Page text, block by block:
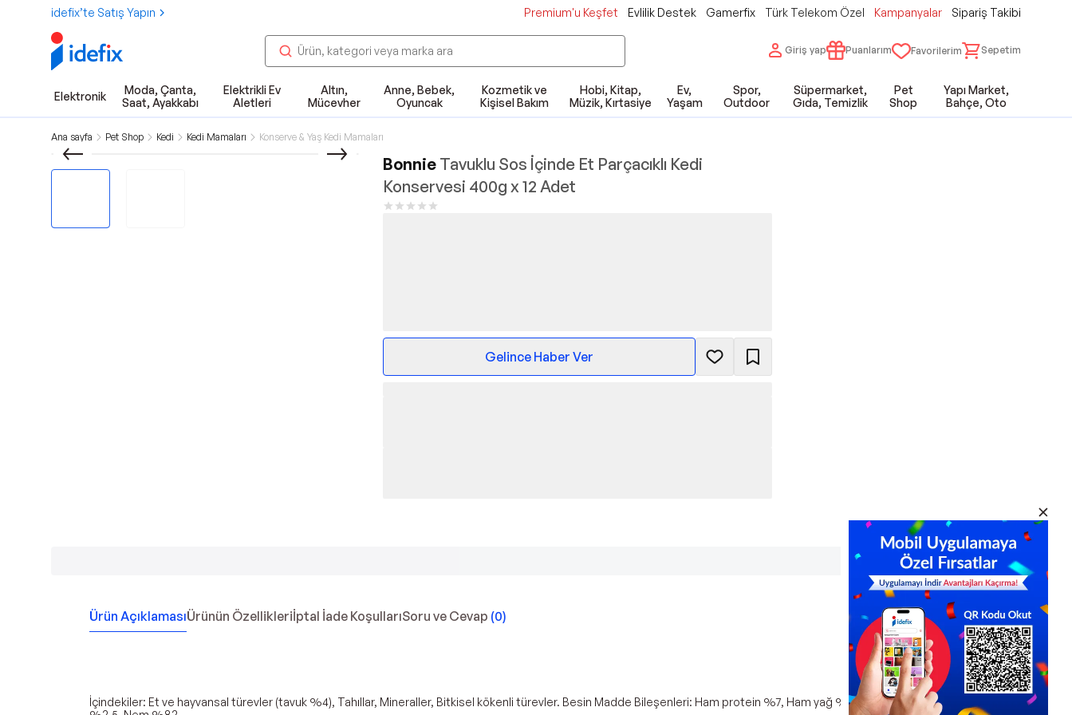
idefix’te Satış Yapın Premium'u Keşfet Evlilik Destek Gamerfix Türk Telekom Özel Kampanyalar Sipariş Takibi
Giriş yap Puanlarım Favorilerim Sepetim
Elektronik
Moda, Çanta,
Saat, Ayakkabı
Elektrikli Ev
Aletleri
Altın,
Mücevher
Anne, Bebek,
Oyuncak
Kozmetik ve
Kişisel Bakım
Hobi, Kitap,
Müzik, Kırtasiye
Ev,
Yaşam
Spor,
Outdoor
Süpermarket,
Gıda, Temizlik
Pet
Shop
Yapı Market,
Bahçe, Oto
Ana sayfa Pet Shop Kedi Kedi Mamaları Konserve & Yaş Kedi Mamaları
Bonnie Tavuklu Sos İçinde Et Parçacıklı Kedi
Konservesi 400g x 12 Adet
Gelince Haber Ver
Ürün AçıklamasıÜrünün Özellikleriİptal İade KoşullarıSoru ve Cevap (0)
İçindekiler: Et ve hayvansal türevler (tavuk %4), Tahıllar, Mineraller, Bitkisel kökenli türevler. Besin Madde Bileşenleri: Ham protein %7, Ham yağ %5, Ham lif %0.5, Ham kül